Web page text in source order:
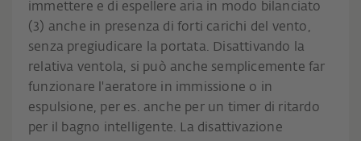
immettere e di espellere aria in modo bilanciato
(3) anche in presenza di forti carichi del vento,
senza pregiudicare la portata. Disattivando la
relativa ventola, si può anche semplicemente far
funzionare l'aeratore in immissione o in
espulsione, per es. anche per un timer di ritardo
per il bagno intelligente. La disattivazione